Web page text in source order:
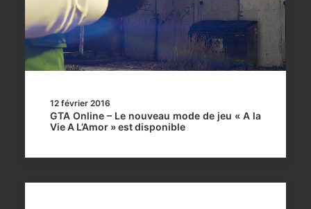
12 février 2016
GTA Online – Le nouveau mode de jeu « A la
Vie A L’Amor » est disponible